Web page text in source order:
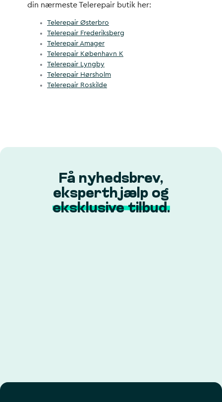
din nærmeste Telerepair butik her:
Telerepair Østerbro
Telerepair Frederiksberg
Telerepair Amager
Telerepair København K
Telerepair Lyngby
Telerepair Hørsholm
Telerepair Roskilde
Få nyhedsbrev,
eksperthjælp og
eksklusive tilbud.